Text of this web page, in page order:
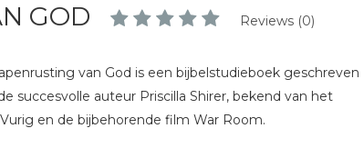
GOD Reviews (0)
van God is een bijbelstudieboek geschreven
succesvolle auteur Priscilla Shirer, bekend van het
en de bijbehorende film War Room.